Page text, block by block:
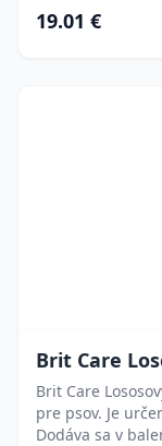
19.01 €
Brit Care
Brit Care
pre psov. Je
Dodáva sa v